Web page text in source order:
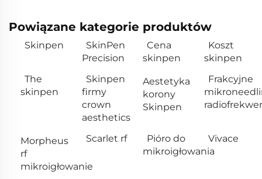
Powiązane kategorie produktów
Skinpen
SkinPen
Precision
Cena
skinpen
Koszt
skinpen
The
skinpen
Skinpen
firmy
crown
aesthetics
Aestetyka
korony
Skinpen
Frakcyjne
Morpheus
rf
mikroigłowanie
Scarlet rf
Pióro do
mikroigłowania
Vivace